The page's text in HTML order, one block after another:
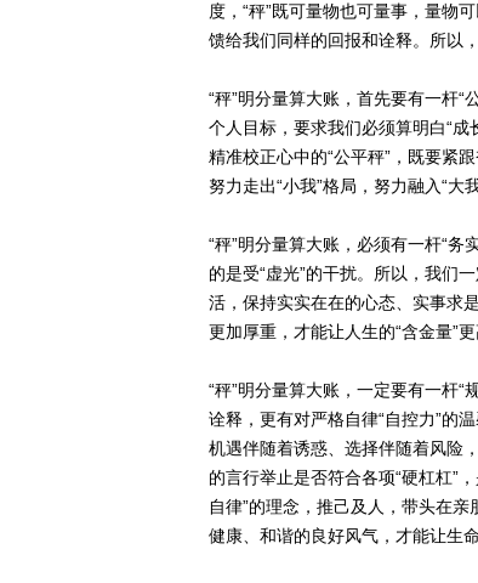
度，“秤”既可量物也可量事，量物
馈给我们同样的回报和诠释。所以
“秤”明分量算大账，首先要有一杆“
个人目标，要求我们必须算明白“
精准校正心中的“公平秤”，既要紧
努力走出“小我”格局，努力融入“大
“秤”明分量算大账，必须有一杆“务
的是受“虚光”的干扰。所以，我们
活，保持实实在在的心态、实事求
更加厚重，才能让人生的“含金量”更
“秤”明分量算大账，一定要有一杆“
诠释，更有对严格自律“自控力”的
机遇伴随着诱惑、选择伴随着风险
的言行举止是否符合各项“硬杠杠”
自律”的理念，推己及人，带头在
健康、和谐的良好风气，才能让生